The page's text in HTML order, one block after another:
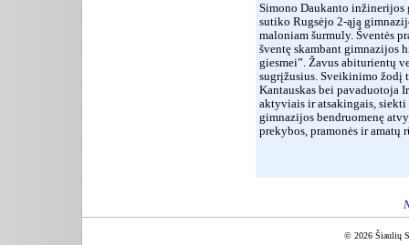
Simono Daukanto inžinerijos
sutiko Rugsėjo 2-ąją
maloniam šurmuly. Šventės
šventę skambant gimnazijos
giesmei”. Žavus abiturientų
sugrįžusius. Sveikinimo žodį
Kantauskas bei pavaduotoja
aktyviais ir atsakingais,
gimnazijos bendruomenę
prekybos, pramonės ir amatų
© 2026 Šiaulių